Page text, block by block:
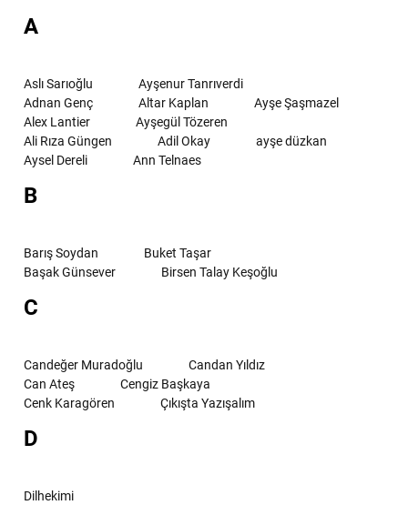
A
Aslı Sarıoğlu
Ayşenur Tanrıverdi
Adnan Genç
Altar Kaplan
Ayşe Şaşmazel
Alex Lantier
Ayşegül Tözeren
Ali Rıza Güngen
Adil Okay
ayşe düzkan
Aysel Dereli
Ann Telnaes
B
Barış Soydan
Buket Taşar
Başak Günsever
Birsen Talay Keşoğlu
C
Candeğer Muradoğlu
Candan Yıldız
Can Ateş
Cengiz Başkaya
Cenk Karagören
Çıkışta Yazışalım
D
Dilhekimi